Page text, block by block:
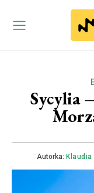
Sycylia
Autorka: Klaudia